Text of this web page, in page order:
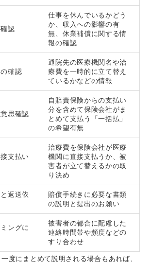
認
仕事を休んでいるかどう
か、収入への影響の有
無、休業補償に関する情
報の確認
確認
通院先の医療機関名や治
療費を一時的に立て替え
ているかなどの情報
思確認
自賠責保険からの支払い
分を含めて保険会社がま
とめて支払う「一括払」
の希望有無
支払い
治療費を保険会社が医療
機関に直接支払うか、被
害者が立て替えるかの取
り決め
返送依
賠償手続きに必要な書類
の説明と提出のお願い
ングに
被害者の都合に配慮した
連絡時間帯や頻度などの
すり合わせ
度にまとめて説明される場合もあれば、